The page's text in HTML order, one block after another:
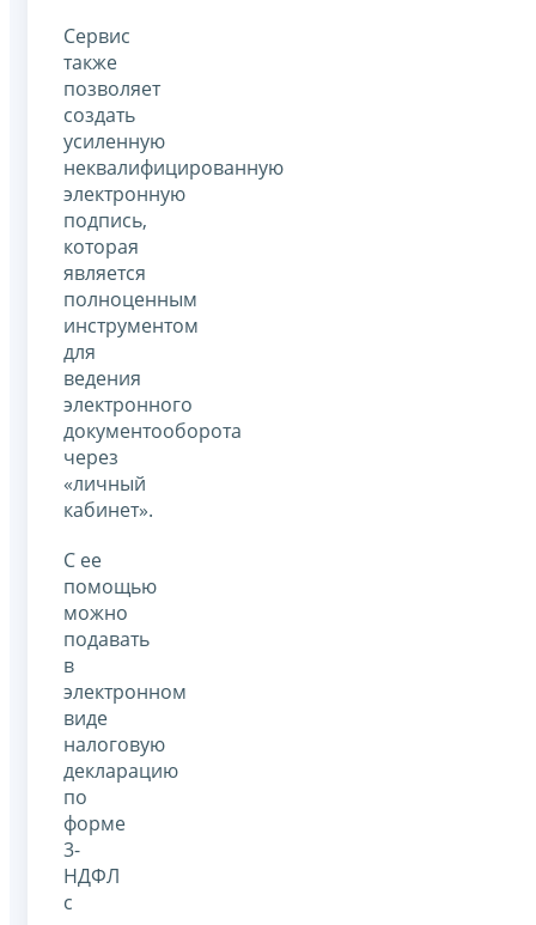
Сервис
также
позволяет
создать
усиленную
неквалифицированную
электронную
подпись,
которая
является
полноценным
инструментом
для
ведения
электронного
документооборота
через
«личный
кабинет».
С ее
помощью
можно
подавать
в
электронном
виде
налоговую
декларацию
по
форме
3-
НДФЛ
с